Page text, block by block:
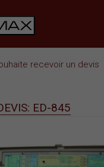
recevoir un devis
ED-845